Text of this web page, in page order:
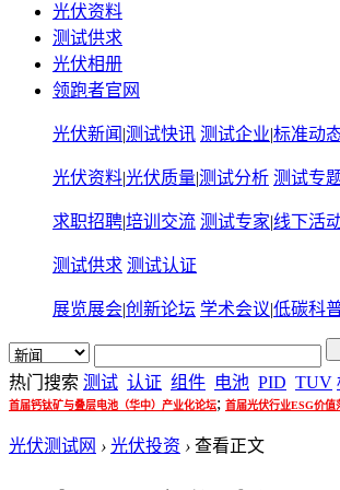
光伏资料
测试供求
光伏相册
领跑者官网
光伏新闻 |测试快讯 测试企业|标准动
光伏资料|光伏质量|测试分析 测试专
求职招聘|培训交流 测试专家|线下活
测试供求 测试认证
展览展会|创新论坛 学术会议|低碳科
热门搜索 测试 认证 组件 电池 PID TUV
首届钙钛矿与叠层电池（华中）产业化论坛; 首届光伏行业ESG价值
光伏测试网 › 光伏投资 › 查看正文